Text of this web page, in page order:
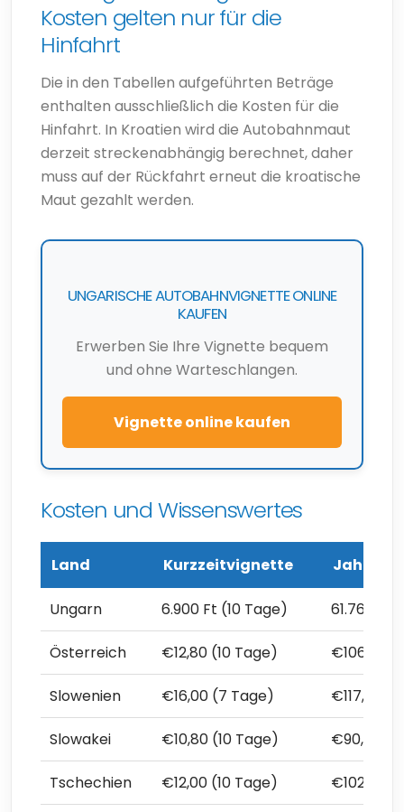
Kosten gelten nur für die
Hinfahrt
Die in den Tabellen aufgeführten Beträge
enthalten ausschließlich die Kosten für die
Hinfahrt. In Kroatien wird die Autobahnmaut
derzeit streckenabhängig berechnet, daher
muss auf der Rückfahrt erneut die kroatische
Maut gezahlt werden.
UNGARISCHE AUTOBAHNVIGNETTE ONLINE
KAUFEN
Erwerben Sie Ihre Vignette bequem
und ohne Warteschlangen.
Vignette online kaufen
Kosten und Wissenswertes
Land Kurzzeitvignette
Ungarn 6.900 Ft (10 Tage) 61.760 Ft
Österreich €12,80 (10 Tage) €106,80
Slowenien €16,00 (7 Tage) €117,50
Slowakei €10,80 (10 Tage) €90,00
Tschechien €12,00 (10 Tage) €102,80